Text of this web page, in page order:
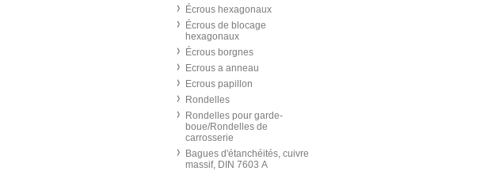
Écrous hexagonaux
Écrous de blocage
hexagonaux
Écrous borgnes
Ecrous a anneau
Ecrous papillon
Rondelles
Rondelles pour garde-
boue/Rondelles de
carrosserie
Bagues d'étanchéités, cuivre
massif, DIN 7603 A